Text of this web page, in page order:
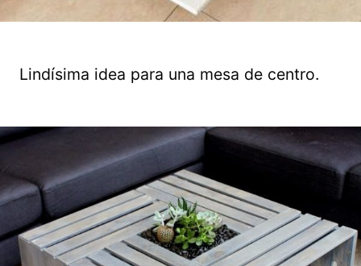
Lindísima idea para una mesa de centro.